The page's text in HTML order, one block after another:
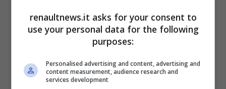
renaultnews.it asks for your consent to
use your personal data for the following
purposes:
Personalised advertising and content, advertising and
content measurement, audience research and
services development